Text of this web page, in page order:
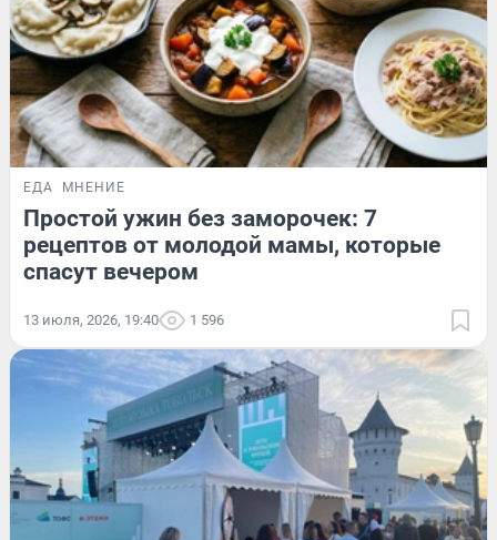
ЕДА МНЕНИЕ
Простой ужин без заморочек: 7
рецептов от молодой мамы, которые
спасут вечером
13 июля, 2026, 19:40 1 596